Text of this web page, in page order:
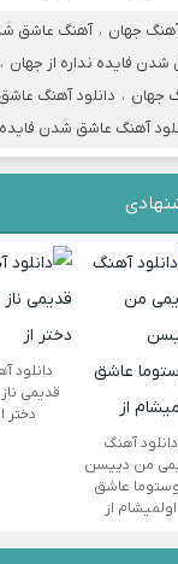
جهان ، آهنگ عاشق
فایده نداره از جهان ،
جهان ، دانلود آهنگ
آهنگ عاشق شدن فایده
دانلود آهنگ
من دییسن
عاشق
اولمیشام از
دانلود
قدیمی
دختر از